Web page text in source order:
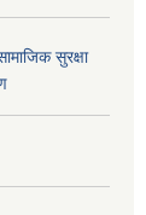
सुरक्षा